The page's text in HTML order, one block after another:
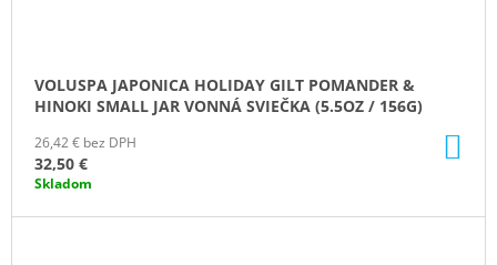
VOLUSPA JAPONICA HOLIDAY GILT POMANDER &
HINOKI SMALL JAR VONNÁ SVIEČKA (5.5OZ / 156G)
26,42 € bez DPH
32,50 €
Skladom